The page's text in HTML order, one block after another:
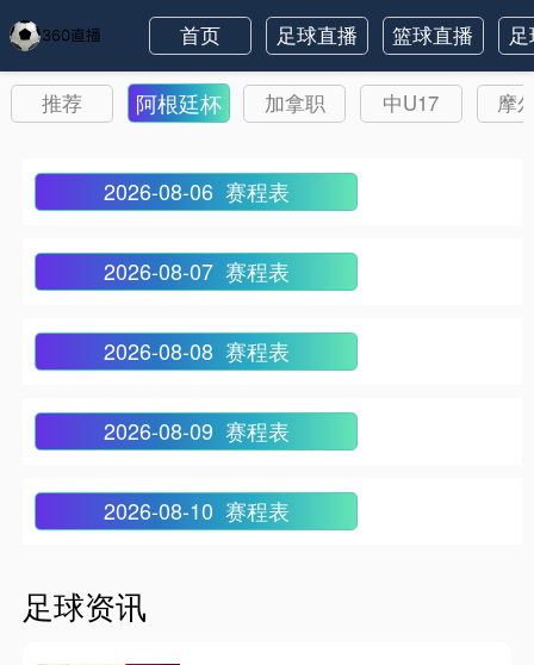
首页 足球直播 篮球直播
推荐 阿根廷杯 加拿职 中U17 摩
2026-08-06 赛程表
2026-08-07 赛程表
2026-08-08 赛程表
2026-08-09 赛程表
2026-08-10 赛程表
足球资讯